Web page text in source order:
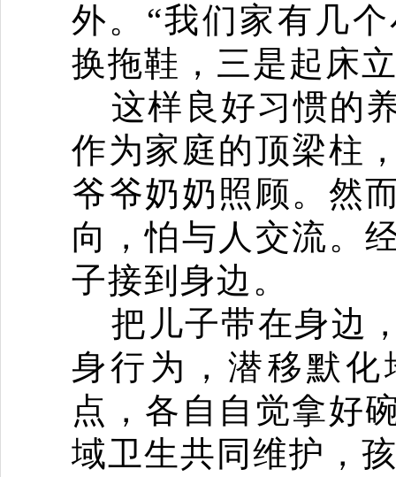
外。 “我们家有几
换拖鞋，三是起床
这样良好习惯的
作为家庭的顶梁柱
爷爷奶奶照顾。然
向，怕与人交流。
子接到身边。
把儿子带在身边
身行为，潜移默
点，各自自觉拿好
域卫生共同维护，